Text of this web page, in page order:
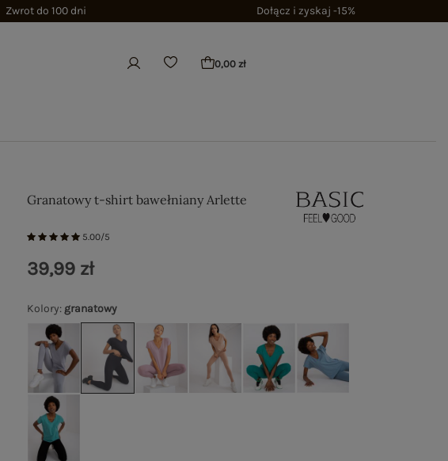
Zwrot do 100 dni Dołącz i zyskaj -15%
0,00 zł
Granatowy t-shirt bawełniany Arlette
5.00/5
Kolory: granatowy
39,99 zł